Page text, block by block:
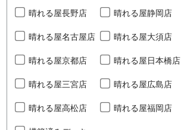
晴れる屋長野店 晴れる屋静岡店
晴れる屋名古屋店 晴れる屋大須店
晴れる屋京都店 晴れる屋日本橋店
晴れる屋三宮店 晴れる屋広島店
晴れる屋高松店 晴れる屋福岡店